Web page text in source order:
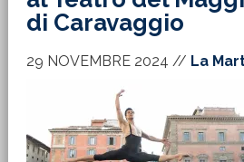
di Caravaggio
29 NOVEMBRE 2024 // La